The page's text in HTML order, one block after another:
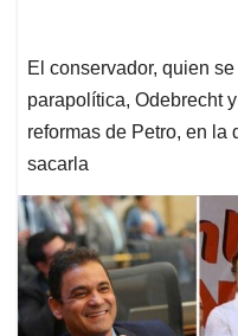
El conservador, quien
parapolítica, Odebrecht
reformas de Petro, en la
sacarla